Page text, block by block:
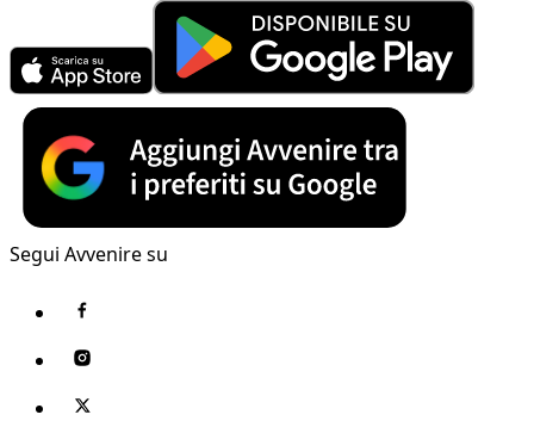
Segui Avvenire su